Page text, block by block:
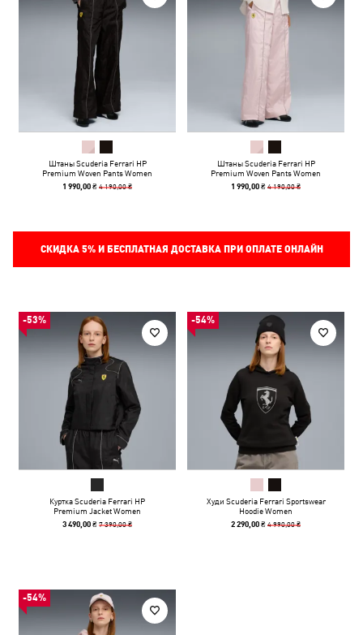
Штаны Scuderia Ferrari HP
Premium Woven Pants Women
1 990,00 ₴4 190,00 ₴
Штаны Scuderia Ferrari HP
Premium Woven Pants Women
1 990,00 ₴4 190,00 ₴
СКИДКА 5%И БЕСПЛАТНАЯ ДОСТАВКА ПРИ ОПЛАТЕ ОНЛАЙН
-53%
Куртка Scuderia Ferrari HP
Premium Jacket Women
3 490,00 ₴7 390,00 ₴
-54%
Худи Scuderia Ferrari Sportswear
Hoodie Women
2 290,00 ₴4 990,00 ₴
-54%